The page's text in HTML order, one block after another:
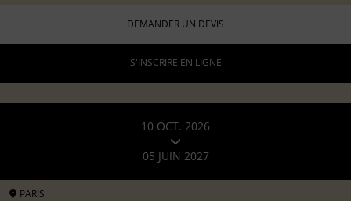
DEMANDER UN DEVIS
S'INSCRIRE EN LIGNE
10 OCT. 2026
05 JUIN 2027
PARIS